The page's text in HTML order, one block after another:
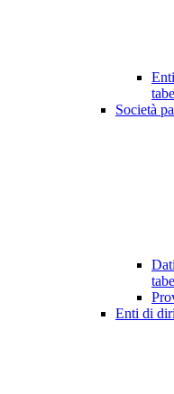
Società
Enti di